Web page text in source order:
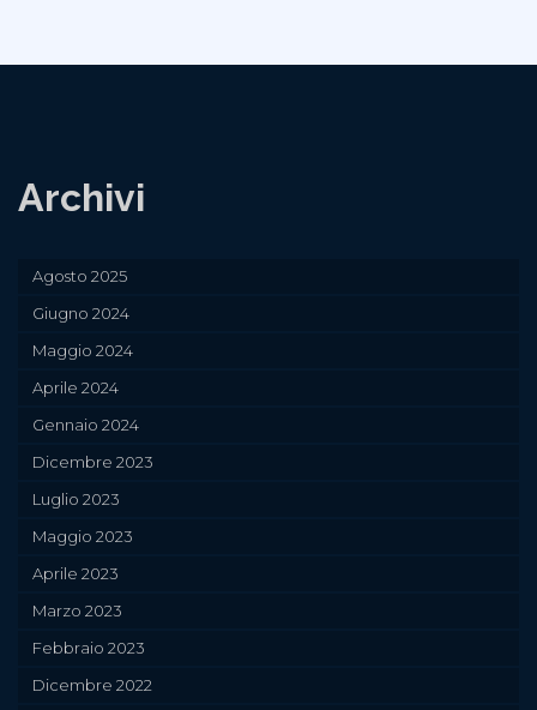
Archivi
Agosto 2025
Giugno 2024
Maggio 2024
Aprile 2024
Gennaio 2024
Dicembre 2023
Luglio 2023
Maggio 2023
Aprile 2023
Marzo 2023
Febbraio 2023
Dicembre 2022